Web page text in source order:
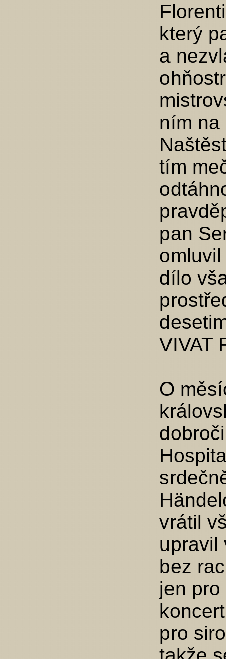
který
a
ním na
tím
pan
dílo
VIVAT
O
vrátil
upravil
bez
jen
pro